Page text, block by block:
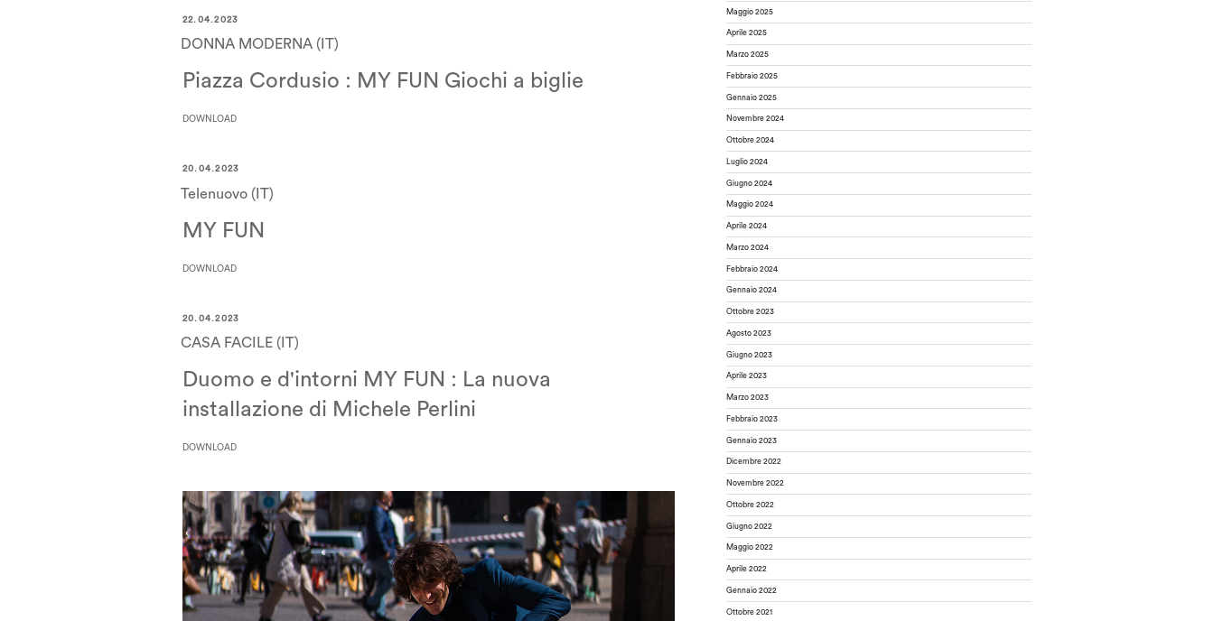
22.04.2023
DONNA MODERNA (IT)
Piazza Cordusio : MY FUN Giochi a biglie
DOWNLOAD
20.04.2023
Telenuovo (IT)
MY FUN
DOWNLOAD
20.04.2023
CASA FACILE (IT)
Duomo e d'intorni MY FUN : La nuova
installazione di Michele Perlini
DOWNLOAD
Maggio 2025
Aprile 2025
Marzo 2025
Febbraio 2025
Gennaio 2025
Novembre 2024
Ottobre 2024
Luglio 2024
Giugno 2024
Maggio 2024
Aprile 2024
Marzo 2024
Febbraio 2024
Gennaio 2024
Ottobre 2023
Agosto 2023
Giugno 2023
Aprile 2023
Marzo 2023
Febbraio 2023
Gennaio 2023
Dicembre 2022
Novembre 2022
Ottobre 2022
Giugno 2022
Maggio 2022
Aprile 2022
Gennaio 2022
Ottobre 2021